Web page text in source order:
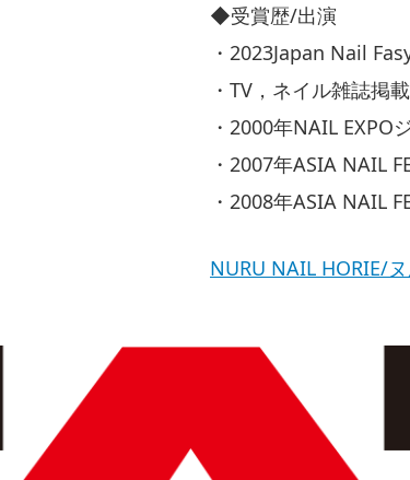
◆受賞歴/出演
・2023Japan Nail
・TV，ネイル雑誌掲
・2000年NAIL EXPO
・2007年ASIA NAIL
・2008年ASIA NAIL
NURU NAIL HORIE/